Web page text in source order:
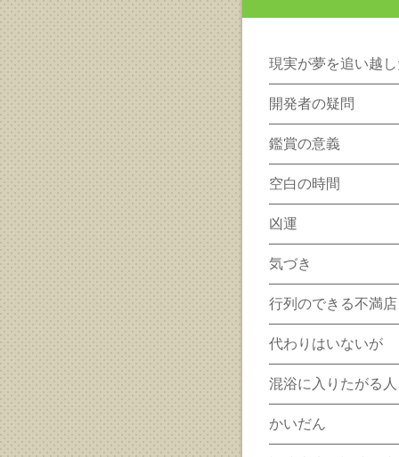
現実が夢を追い越
開発者の疑問
鑑賞の意義
空白の時間
凶運
気づき
行列のできる不満店
代わりはいないが
混浴に入りたがる人
かいだん